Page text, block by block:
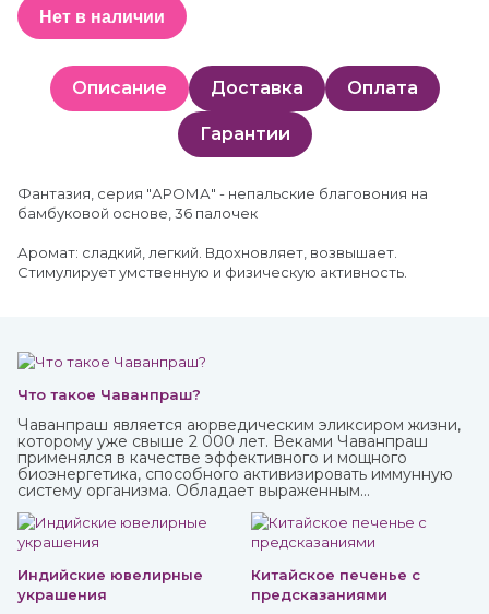
Нет в наличии
Описание Доставка Оплата
Гарантии
Фантазия, серия "АРОМА" - непальские благовония на
бамбуковой основе, 36 палочек
Аромат: сладкий, легкий. Вдохновляет, возвышает.
Стимулирует умственную и физическую активность.
Что такое Чаванпраш?
Чаванпраш является аюрведическим эликсиром жизни,
которому уже свыше 2 000 лет. Веками Чаванпраш
применялся в качестве эффективного и мощного
биоэнергетика, способного активизировать иммунную
систему организма. Обладает выраженным
укрепляет, улучшает кровообращение, восстанавливает
деятельность нервных и эндокринных функций. Его
включают в терапевтический комплекс для борьбы со
многими хроническими заболеваниями. Рекомендован
для приема с пищей.
Индийские ювелирные
украшения
Китайское печенье с
предсказаниями